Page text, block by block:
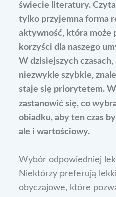
świecie literatury.
tylko przyjemna forma
aktywność, która może
korzyści dla naszego
W dzisiejszych
niezwykle szybkie,
staje się priorytetem.
zastanowić się, co
obiadku, aby ten czas
ale i wartościowy.
Wybór odpowiedniej
Niektórzy preferują
obyczajowe, które